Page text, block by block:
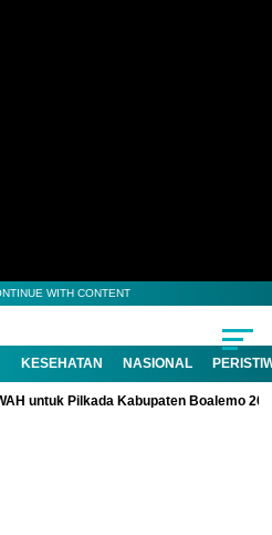
WITH CONTENT
KESEHATAN NASIONAL
untuk Pilkada Kabupaten Boalemo